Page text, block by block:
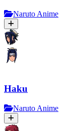
Naruto Anime
Haku
Naruto Anime